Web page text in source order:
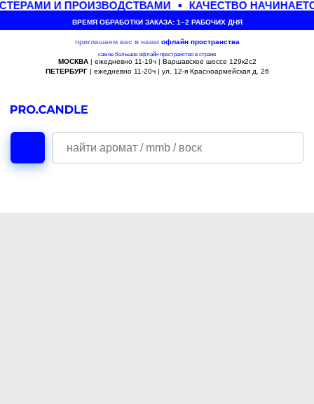
И ПРОИЗВОДСТВАМИ КАЧЕСТВО
ВРЕМЯ ОБРАБОТКИ ЗАКАЗА: 1–2 РАБОЧИХ ДНЯ
приглашаем вас в наши офлайн пространства
самое большое офлайн пространство в стране
МОСКВА| ежедневно 11-19ч | Варшавское шоссе 129к2с2
ПЕТЕРБУРГ| ежедневно 11-20ч | ул. 12-я Красноармейская д. 26